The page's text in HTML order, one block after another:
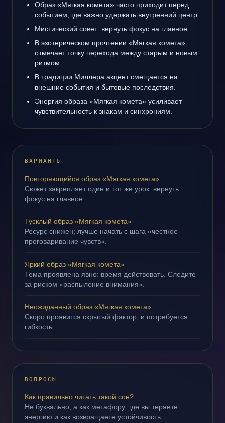
Образ «Мягкая комета» часто приходит перед
событием, где важно удержать внутренний центр.
Мистический совет: вернуть фокус на главное.
В эзотерическом прочтении «Мягкая комета»
отмечает точку перехода между старым и новым
ритмом.
В традиции Миллера акцент смещается на
внешние события и бытовые последствия.
Энергия образа «Мягкая комета» усиливает
чувствительность к знакам и синхрониям.
ВАРИАНТЫ
Повторяющийся образ «Мягкая комета»
Сюжет закрепляет один и тот же урок: вернуть
фокус на главное.
Тусклый образ «Мягкая комета»
Ресурс снижен; лучше начать с шага «честное
проговаривание чувств».
Яркий образ «Мягкая комета»
Тема проявлена явно: время действовать. Следите
за риском «распыление внимания».
Неожиданный образ «Мягкая комета»
Скоро проявится скрытый фактор, и потребуется
гибкость.
ВОПРОСЫ
Как правильно читать такой сон?
Не буквально, а как метафору: где вы теряете
энергию и как возвращаете устойчивость.